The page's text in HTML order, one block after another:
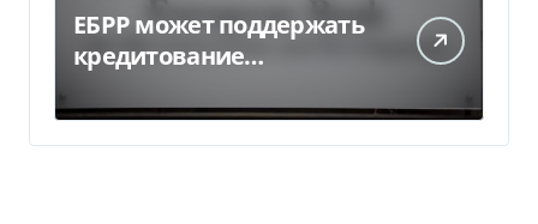
ЕБРР может поддержать
кредитование
300 млн евро — Delo.ua